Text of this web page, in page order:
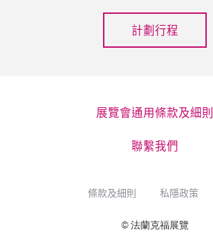
計劃行程
展覽會通用條款及細則
聯繫我們
條款及細則 私隱政策
© 法蘭克福展覽